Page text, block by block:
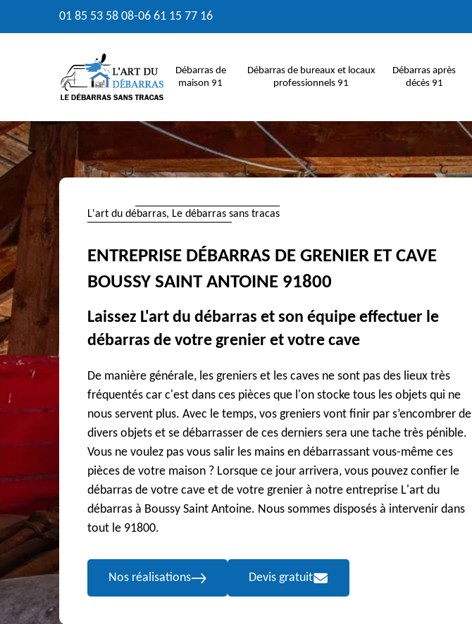
01 85 53 58 08-06 61 15 77 16
Débarras de
maison 91
Débarras de bureaux et locaux
professionnels 91
Débarras après
décès 91
L'art du débarras, Le débarras sans tracas
ENTREPRISE DÉBARRAS DE GRENIER ET CAVE
BOUSSY SAINT ANTOINE 91800
Laissez L'art du débarras et son équipe effectuer le
débarras de votre grenier et votre cave
De manière générale, les greniers et les caves ne sont pas des lieux très
fréquentés car c'est dans ces pièces que l'on stocke tous les objets qui ne
nous servent plus. Avec le temps, vos greniers vont finir par s’encombrer de
divers objets et se débarrasser de ces derniers sera une tache très pénible.
Vous ne voulez pas vous salir les mains en débarrassant vous-même ces
pièces de votre maison ? Lorsque ce jour arrivera, vous pouvez confier le
débarras de votre cave et de votre grenier à notre entreprise L'art du
débarras à Boussy Saint Antoine. Nous sommes disposés à intervenir dans
tout le 91800.
Nos réalisations Devis gratuit